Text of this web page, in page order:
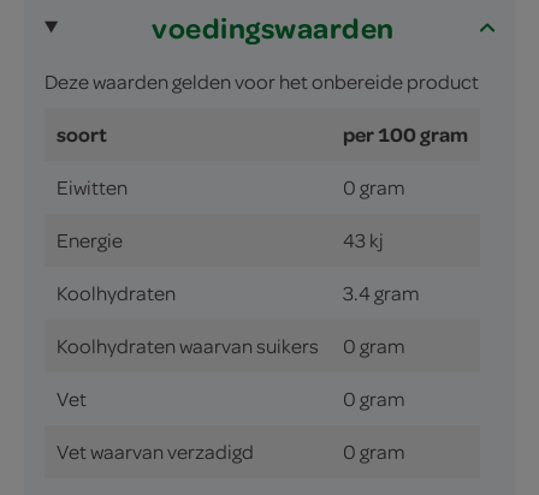
voedingswaarden
Deze waarden gelden voor het onbereide product
soort per 100 gram
Eiwitten 0 gram
Energie 43 kj
Koolhydraten 3.4 gram
Koolhydraten waarvan suikers 0 gram
Vet 0 gram
Vet waarvan verzadigd 0 gram